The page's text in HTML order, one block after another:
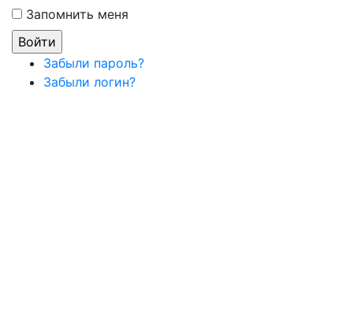
Запомнить меня
Забыли пароль?
Забыли логин?